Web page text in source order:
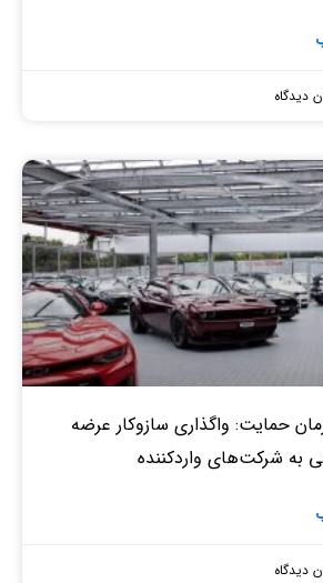
دیدگاه
حمایت: واگذاری سازوکار عرضه
به شرکت‌های واردکننده
دیدگاه